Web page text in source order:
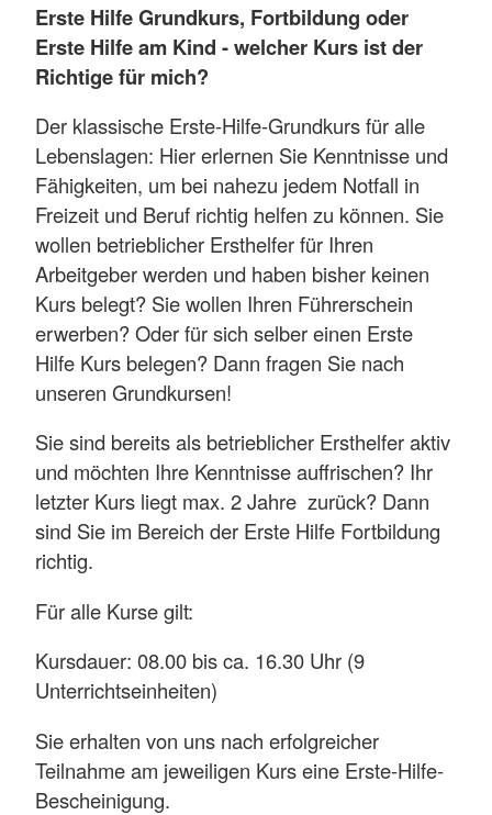
Erste Hilfe Grundkurs, Fortbildung oder
Erste Hilfe am Kind - welcher Kurs ist der
Richtige für mich?
Der klassische Erste-Hilfe-Grundkurs für alle
Lebenslagen: Hier erlernen Sie Kenntnisse und
Fähigkeiten, um bei nahezu jedem Notfall in
Freizeit und Beruf richtig helfen zu können. Sie
wollen betrieblicher Ersthelfer für Ihren
Arbeitgeber werden und haben bisher keinen
Kurs belegt? Sie wollen Ihren Führerschein
erwerben? Oder für sich selber einen Erste
Hilfe Kurs belegen? Dann fragen Sie nach
unseren Grundkursen!
Sie sind bereits als betrieblicher Ersthelfer aktiv
und möchten Ihre Kenntnisse auffrischen? Ihr
letzter Kurs liegt max. 2 Jahre zurück? Dann
sind Sie im Bereich der Erste Hilfe Fortbildung
richtig.
Für alle Kurse gilt:
Kursdauer: 08.00 bis ca. 16.30 Uhr (9
Unterrichtseinheiten)
Sie erhalten von uns nach erfolgreicher
Teilnahme am jeweiligen Kurs eine Erste-Hilfe-
Bescheinigung.